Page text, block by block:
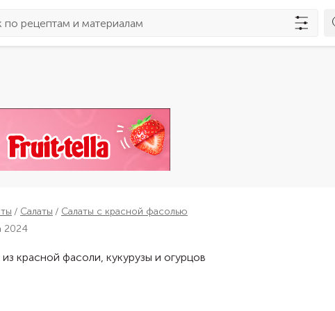
Салаты
Салаты с красной фасолью
2024